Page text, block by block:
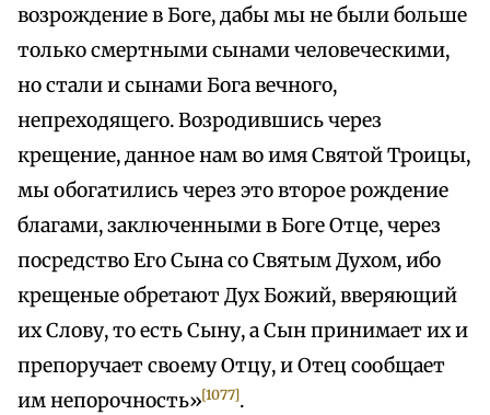
возрождение в Боге, дабы мы не были больше
только смертными сынами человеческими,
но стали и сынами Бога вечного,
непреходящего. Возродившись через
крещение, данное нам во имя Святой Троицы,
мы обогатились через это второе рождение
благами, заключенными в Боге Отце, через
посредство Его Сына со Святым Духом, ибо
крещеные обретают Дух Божий, вверяющий
их Слову, то есть Сыну, а Сын принимает их и
препоручает своему Отцу, и Отец сообщает
им непорочность»[1077].